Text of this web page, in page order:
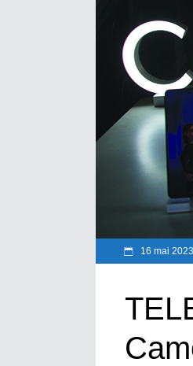
16 mai 2023